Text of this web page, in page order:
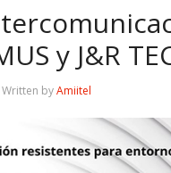
y J&R
Written byAmiitel